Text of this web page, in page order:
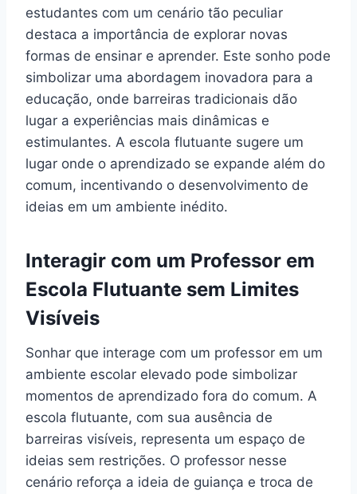
estudantes com um cenário tão peculiar
destaca a importância de explorar novas
formas de ensinar e aprender. Este sonho pode
simbolizar uma abordagem inovadora para a
educação, onde barreiras tradicionais dão
lugar a experiências mais dinâmicas e
estimulantes. A escola flutuante sugere um
lugar onde o aprendizado se expande além do
comum, incentivando o desenvolvimento de
ideias em um ambiente inédito.
Interagir com um Professor em
Escola Flutuante sem Limites
Visíveis
Sonhar que interage com um professor em um
ambiente escolar elevado pode simbolizar
momentos de aprendizado fora do comum. A
escola flutuante, com sua ausência de
barreiras visíveis, representa um espaço de
ideias sem restrições. O professor nesse
cenário reforça a ideia de guiança e troca de